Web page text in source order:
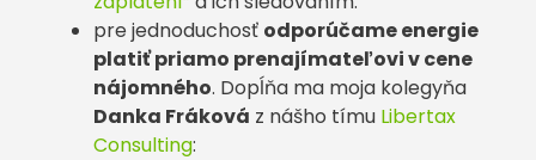
pre jednoduchosť odporúčame energie
platiť priamo prenajímateľovi v cene
nájomného. Dopĺňa ma moja kolegyňa
Danka Fráková z nášho tímu Libertax
Consulting: